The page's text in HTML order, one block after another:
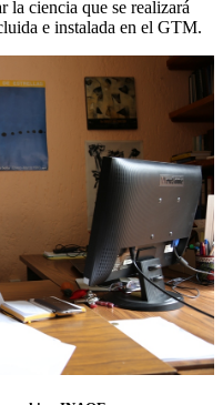
la ciencia que se realizará
e instalada en el GTM.